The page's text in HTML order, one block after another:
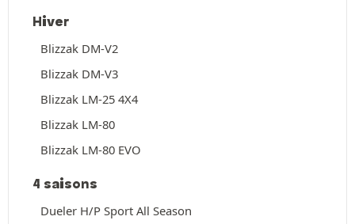
Hiver
Blizzak DM-V2
Blizzak DM-V3
Blizzak LM-25 4X4
Blizzak LM-80
Blizzak LM-80 EVO
4 saisons
Dueler H/P Sport All Season